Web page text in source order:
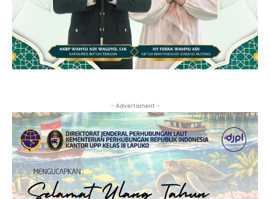
- Advertisment -